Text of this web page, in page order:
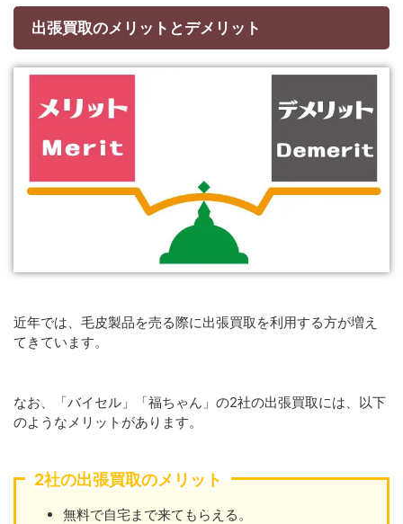
出張買取のメリットとデメリット
近年では、毛皮製品を売る際に出張買取を利用する方が増え
てきています。
なお、「バイセル」「福ちゃん」の2社の出張買取には、以下
のようなメリットがあります。
2社の出張買取のメリット
無料で自宅まで来てもらえる。